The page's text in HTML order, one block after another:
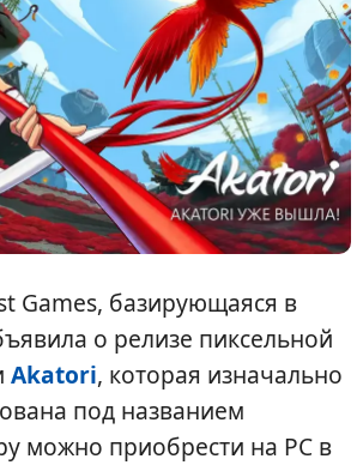
Games, базирующаяся в
о релизе пиксельной
Akatori, которая изначально
под названием
можно приобрести на PC в